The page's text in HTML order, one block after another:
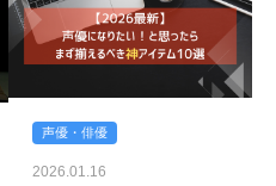
声優・俳優
2026.01.16